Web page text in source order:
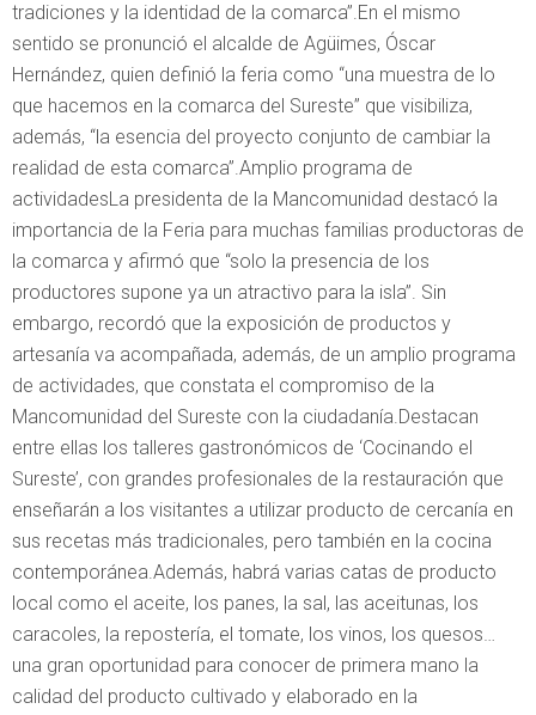
tradiciones y la identidad de la comarca”.En el mismo
sentido se pronunció el alcalde de Agüimes, Óscar
Hernández, quien definió la feria como “una muestra de lo
que hacemos en la comarca del Sureste” que visibiliza,
además, “la esencia del proyecto conjunto de cambiar la
realidad de esta comarca”.Amplio programa de
actividadesLa presidenta de la Mancomunidad destacó la
importancia de la Feria para muchas familias productoras de
la comarca y afirmó que “solo la presencia de los
productores supone ya un atractivo para la isla”. Sin
embargo, recordó que la exposición de productos y
artesanía va acompañada, además, de un amplio programa
de actividades, que constata el compromiso de la
Mancomunidad del Sureste con la ciudadanía.Destacan
entre ellas los talleres gastronómicos de ‘Cocinando el
Sureste’, con grandes profesionales de la restauración que
enseñarán a los visitantes a utilizar producto de cercanía en
sus recetas más tradicionales, pero también en la cocina
contemporánea.Además, habrá varias catas de producto
local como el aceite, los panes, la sal, las aceitunas, los
caracoles, la repostería, el tomate, los vinos, los quesos…
una gran oportunidad para conocer de primera mano la
calidad del producto cultivado y elaborado en la